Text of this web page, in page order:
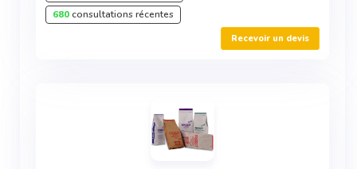
680consultations récentes
Recevoir un devis